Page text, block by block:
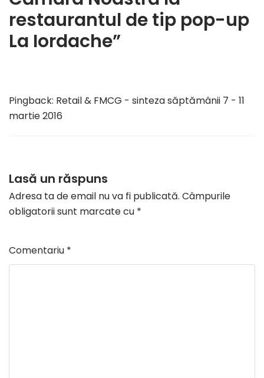
restaurantul de tip pop-up
La Iordache”
Pingback: Retail & FMCG - sinteza săptămânii 7 - 11
martie 2016
Lasă un răspuns
Adresa ta de email nu va fi publicată. Câmpurile
obligatorii sunt marcate cu *
Comentariu *